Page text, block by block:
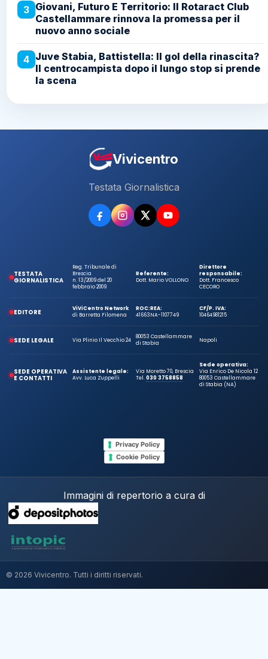
3 Giovani, Futuro E Territorio: Il Rotaract Club
Castellammare rinnova la promessa per il
nuovo anno sociale
4 Juve Stabia, Battistella: Il gol della rinascita?
Il centrocampista dopo il lungo stop si prende
la scena
Vivicentro
Testata Giornalistica
TESTATA
GIORNALISTICA
Reg. Tribunale di
Brescia
n. 13/2009 del 20
febbraio 2009
Referente:
Dott. Mario VOLLONO
Direttore
responsabile:
Dott. Francesco
CECORO
EDITORE
ViViCentro Network
di Barretta Filomena
ROC:
41663
REA:
NA-1107749
CF/P. IVA:
10464981215
SEDE LEGALE Via Plinio Il Vecchio 24
80053 Castellammare
di Stabia
Napoli
SEDE OPERATIVA
E CONTATTI
Assistente legale:
Avv. Luca Zuppelli
Via Moretto 70, Brescia
Tel.030 3758858
Sede operativa:
Via Enrico De Nicola 12
80053 Castellammare
di Stabia (NA)
Privacy Policy
Cookie Policy
Immagini di repertorio a cura di
© 2026 Vivicentro. Tutti i diritti riservati.